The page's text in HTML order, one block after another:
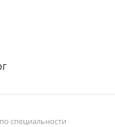
специальности